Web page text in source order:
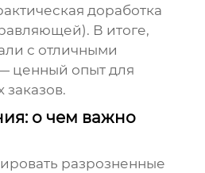
доработка
В итоге,
с отличными
ценный опыт для
о чем важно
разрозненные